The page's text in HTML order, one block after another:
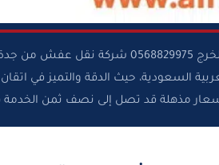
شركة نقل عفش من جدة الي الخرج
السعودية، حيث الدقة والتميز في
مذهلة قد تصل إلى نصف ثمن الخدمة